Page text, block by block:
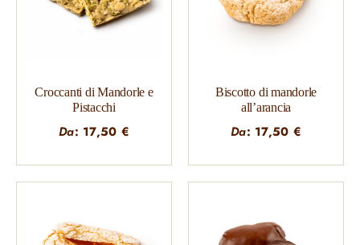
Croccanti di Mandorle e
Pistacchi
Da: 17,50 €
Biscotto di mandorle
all’arancia
Da: 17,50 €